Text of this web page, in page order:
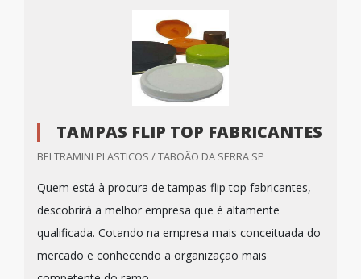
TAMPAS FLIP TOP FABRICANTES
BELTRAMINI PLASTICOS / TABOÃO DA SERRA SP
Quem está à procura de tampas flip top fabricantes,
descobrirá a melhor empresa que é altamente
qualificada. Cotando na empresa mais conceituada do
mercado e conhecendo a organização mais